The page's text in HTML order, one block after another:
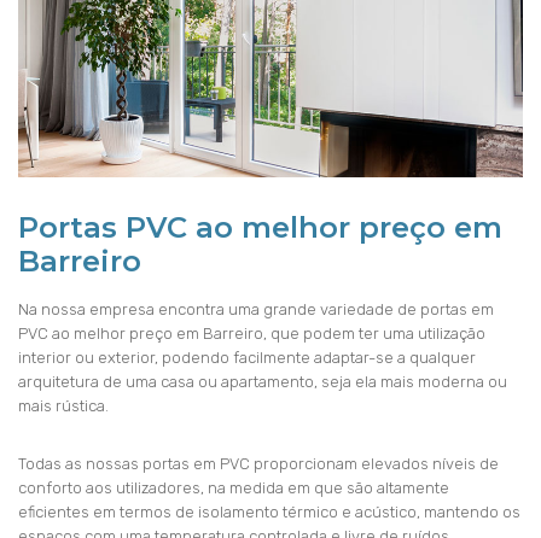
Portas PVC ao melhor preço em
Barreiro
Na nossa empresa encontra uma grande variedade de portas em
PVC ao melhor preço em Barreiro, que podem ter uma utilização
interior ou exterior, podendo facilmente adaptar-se a qualquer
arquitetura de uma casa ou apartamento, seja ela mais moderna ou
mais rústica.
Todas as nossas portas em PVC proporcionam elevados níveis de
conforto aos utilizadores, na medida em que são altamente
eficientes em termos de isolamento térmico e acústico, mantendo os